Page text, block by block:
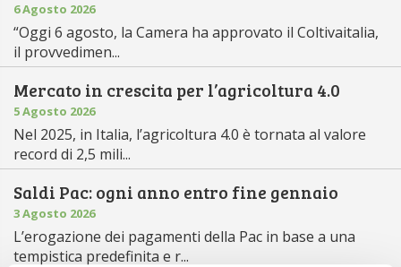
6 Agosto 2026
“Oggi 6 agosto, la Camera ha approvato il Coltivaitalia,
il provvedimen...
Mercato in crescita per l’agricoltura 4.0
5 Agosto 2026
Nel 2025, in Italia, l’agricoltura 4.0 è tornata al valore
record di 2,5 mili...
Saldi Pac: ogni anno entro fine gennaio
3 Agosto 2026
L’erogazione dei pagamenti della Pac in base a una
tempistica predefinita e r...